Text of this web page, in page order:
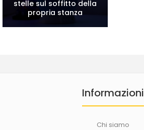
stelle sul soffitto della
propria stanza
Informazioni
Chi siamo